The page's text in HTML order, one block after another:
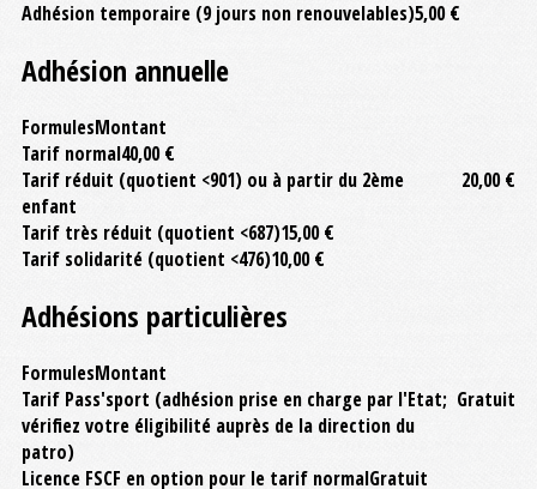
Adhésion temporaire (9 jours non renouvelables)5,00 €
Adhésion annuelle
FormulesMontant
Tarif normal40,00 €
Tarif réduit (quotient <901) ou à partir du 2ème
enfant
20,00 €
Tarif très réduit (quotient <687)15,00 €
Tarif solidarité (quotient <476)10,00 €
Adhésions particulières
FormulesMontant
Tarif Pass'sport (adhésion prise en charge par l'Etat;
vérifiez votre éligibilité auprès de la direction du
patro)
Gratuit
Licence FSCF en option pour le tarif normalGratuit